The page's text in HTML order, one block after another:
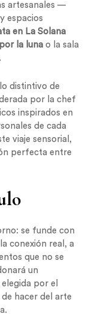
artesanales —
espacios
en La Solana
la luna o la sala
distintivo de
por la chef
inspirados en
de cada
viaje sensorial,
perfecta entre
se funde con
conexión real, a
que no se
un
por el
hacer del arte